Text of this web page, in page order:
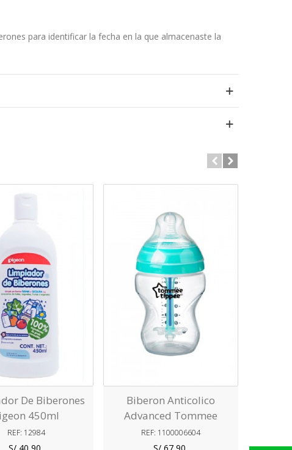
para identificar la fecha en la que almacenaste la
Love
De Biberones
450ml
REF: 12984
S/ 40,90
Love
Biberon Anticolico
Advanced Tommee
Tippee 260ml - 9oz
REF: 1100006604
S/ 67,90